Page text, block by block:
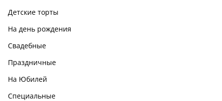
Детские торты
На день рождения
Свадебные
Праздничные
На Юбилей
Специальные